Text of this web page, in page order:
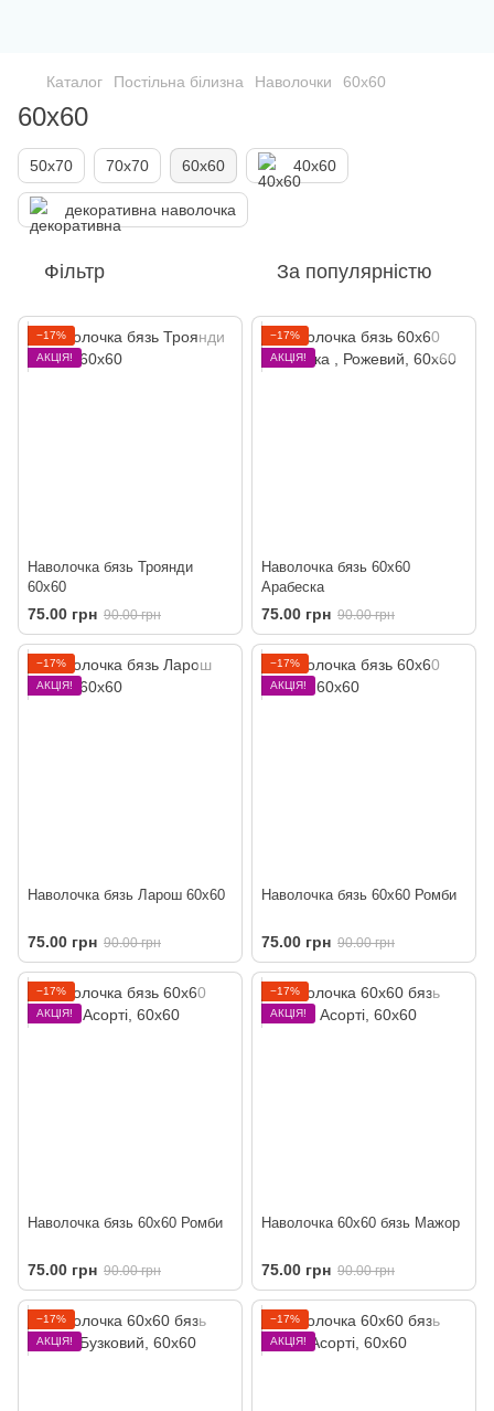
Каталог Постільна білизна Наволочки 60х60
60х60
50х70 70х70 60х60 40х60
декоративна наволочка
Фільтр За популярністю
−17%
АКЦІЯ!
Наволочка бязь Троянди
60х60
75.00 грн 90.00 грн
−17%
АКЦІЯ!
Наволочка бязь 60х60
Арабеска
75.00 грн 90.00 грн
−17%
АКЦІЯ!
Наволочка бязь Ларош 60х60
75.00 грн 90.00 грн
−17%
АКЦІЯ!
Наволочка бязь 60х60 Ромби
75.00 грн 90.00 грн
−17%
АКЦІЯ!
Наволочка бязь 60х60 Ромби
75.00 грн 90.00 грн
−17%
АКЦІЯ!
Наволочка 60х60 бязь Мажор
75.00 грн 90.00 грн
−17%
АКЦІЯ!
−17%
АКЦІЯ!